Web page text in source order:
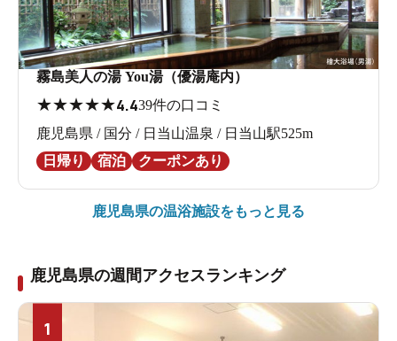
霧島美人の湯 You湯（優湯庵内）
★★★★★4.439件の口コミ
鹿児島県 / 国分 / 日当山温泉 / 日当山駅525m
日帰り
宿泊 クーポンあり
鹿児島県の温浴施設をもっと見る
鹿児島県の週間アクセスランキング
1